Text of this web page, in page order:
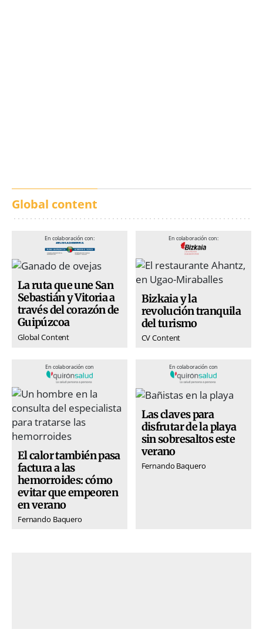
Global content
En colaboración con:
La ruta que une San
Sebastián y Vitoria a
través del corazón de
Guipúzcoa
Global Content
En colaboración con:
Bizkaia y la
revolución tranquila
del turismo
CV Content
En colaboración con
El calor también pasa
factura a las
hemorroides: cómo
evitar que empeoren
en verano
Fernando Baquero
En colaboración con
Las claves para
disfrutar de la playa
sin sobresaltos este
verano
Fernando Baquero